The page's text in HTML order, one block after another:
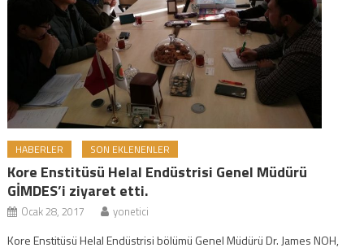
HABERLER SON EKLENENLER
Kore Enstitüsü Helal Endüstrisi Genel Müdürü
GİMDES’i ziyaret etti.
Ocak 28, 2017 yonetici
Kore Enstitüsü Helal Endüstrisi bölümü Genel Müdürü Dr. James NOH,